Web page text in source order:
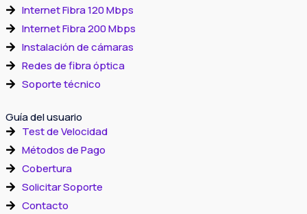
Internet Fibra 120 Mbps
Internet Fibra 200 Mbps
Instalación de cámaras
Redes de fibra óptica
Soporte técnico
Guía del usuario
Test de Velocidad
Métodos de Pago
Cobertura
Solicitar Soporte
Contacto